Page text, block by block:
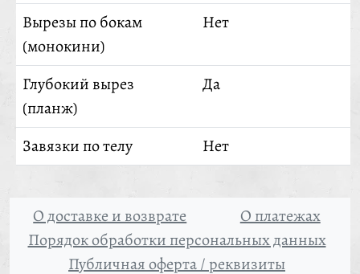
Вырезы по бокам
(монокини)
Нет
Глубокий вырез
(планж)
Да
Завязки по телу Нет
О доставке и возврате
О платежах
Порядок обработки персональных данных
Публичная оферта / реквизиты